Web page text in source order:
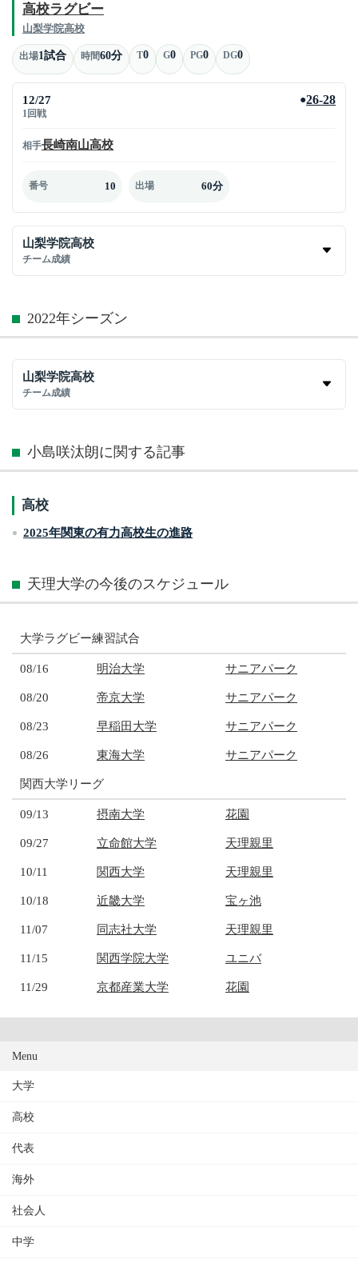
高校ラグビー
山梨学院高校
出場1試合 時間60分 T0 G0 PG0 DG0
12/27
1回戦
●26-28
相手長崎南山高校
番号 10 出場 60分
山梨学院高校
チーム成績
2022年シーズン
山梨学院高校
チーム成績
小島咲汰朗に関する記事
高校
2025年関東の有力高校生の進路
天理大学の今後のスケジュール
大学ラグビー練習試合
08/16 明治大学 サニアパーク
08/20 帝京大学 サニアパーク
08/23 早稲田大学 サニアパーク
08/26 東海大学 サニアパーク
関西大学リーグ
09/13 摂南大学 花園
09/27 立命館大学 天理親里
10/11 関西大学 天理親里
10/18 近畿大学 宝ヶ池
11/07 同志社大学 天理親里
11/15 関西学院大学 ユニバ
11/29 京都産業大学 花園
Menu
大学
高校
代表
海外
社会人
中学